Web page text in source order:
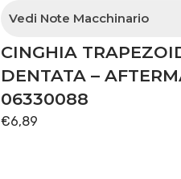
Vedi Note Macchinario
comando pompa acqua
CINGHIA
DENTATA –
06330088
€6,89